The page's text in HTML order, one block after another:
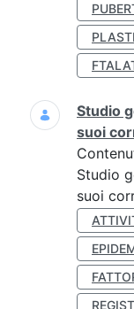
Studio
suoi
Studio
suoi